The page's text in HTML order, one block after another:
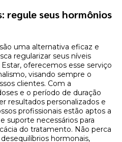
regule seus hormônios
são uma alternativa eficaz e
regularizar seus níveis
oferecemos esse serviço
visando sempre o
clientes. Com a
e o período de duração
resultados personalizados e
profissionais estão aptos a
suporte necessários para
do tratamento. Não perca
hormonais,